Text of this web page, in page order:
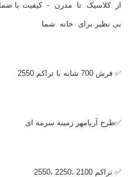
از کلاسیک تا مدرن - کیفیت با
بی نظیر برای خانه شما
✅ فرش 700 شانه با تراکم 2550
✅طرح آریامهر زمینه سرمه ای
✅ تراکم 2100 ،2250 ،2550